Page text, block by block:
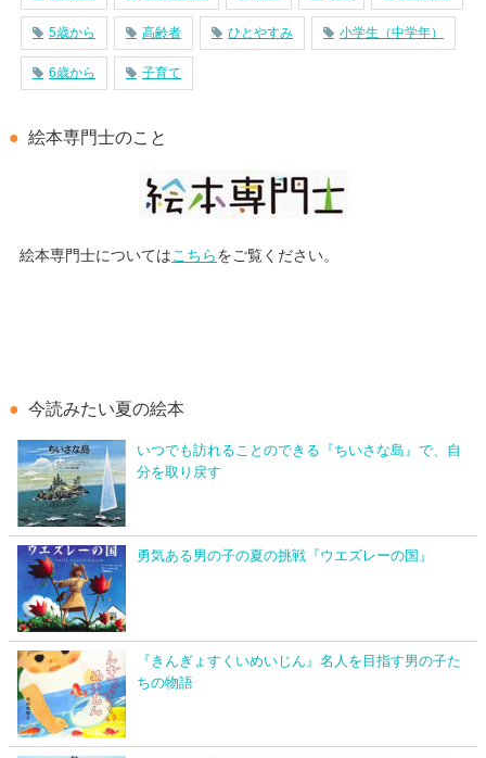
5歳から 高齢者 ひとやすみ 小学生（中学年）
6歳から 子育て
絵本専門士のこと
絵本専門士については こちら をご覧ください。
今読みたい夏の絵本
いつでも訪れることのできる『ちいさな島』で、自
分を取り戻す
勇気ある男の子の夏の挑戦『ウエズレーの国』
『きんぎょすくいめいじん』名人を目指す男の子た
ちの物語